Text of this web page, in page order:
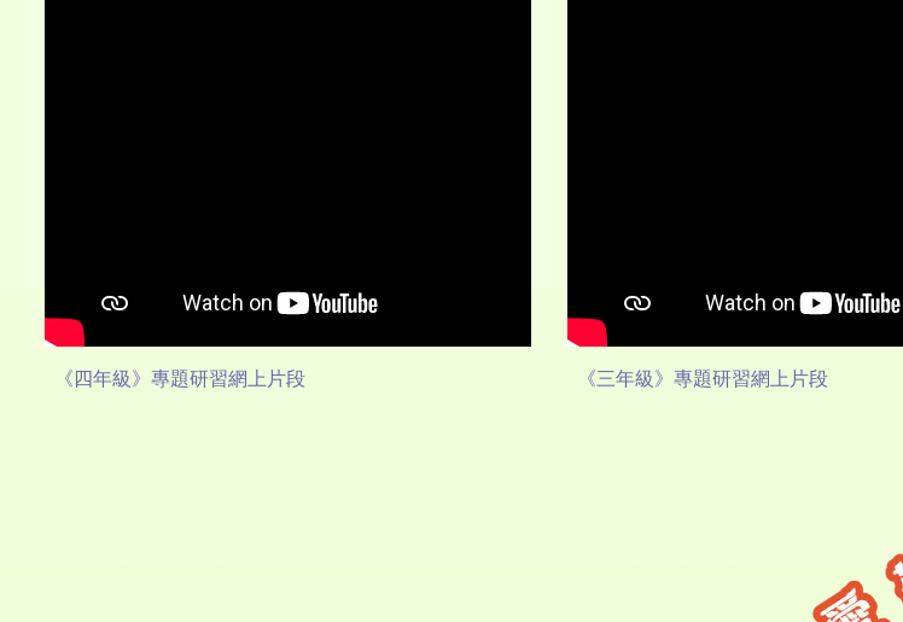
《四年級》專題研習網上片段 《三年級》專題研習網上片段